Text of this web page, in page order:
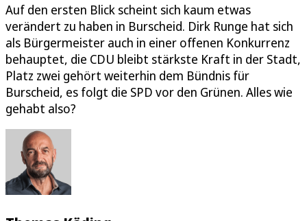
Auf den ersten Blick scheint sich kaum etwas
verändert zu haben in Burscheid. Dirk Runge hat sich
als Bürgermeister auch in einer offenen Konkurrenz
behauptet, die CDU bleibt stärkste Kraft in der Stadt,
Platz zwei gehört weiterhin dem Bündnis für
Burscheid, es folgt die SPD vor den Grünen. Alles wie
gehabt also?